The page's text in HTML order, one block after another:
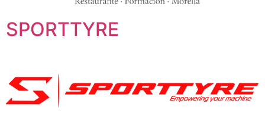
SPORTTYRE